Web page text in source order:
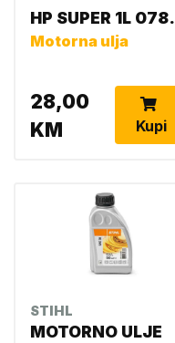
HP SUPER 1L 0781
319 8053
Motorna ulja
28,00
KM
Kupi
STIHL
MOTORNO ULJE